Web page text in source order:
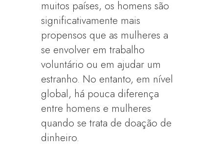
muitos países, os homens são
significativamente mais
propensos que as mulheres a
se envolver em trabalho
voluntário ou em ajudar um
estranho. No entanto, em nível
global, há pouca diferença
entre homens e mulheres
quando se trata de doação de
dinheiro.